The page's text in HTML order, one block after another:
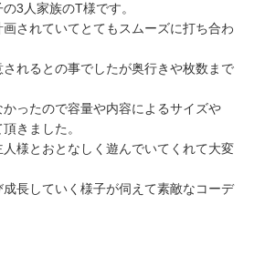
3人家族のT様です。
されていてとてもスムーズに打ち合わ
れるとの事でしたが奥行きや枚数まで
ったので容量や内容によるサイズや
きました。
様とおとなしく遊んでいてくれて大変
長していく様子が伺えて素敵なコーデ